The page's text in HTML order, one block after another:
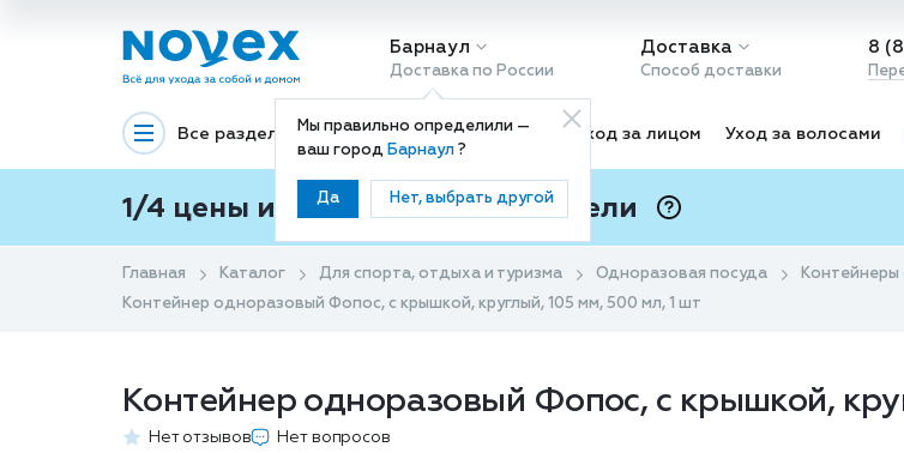
Барнаул
Доставка по России
Мы правильно определили —
ваш город Барнаул?
Да Нет, выбрать другой
Доставка
Способ доставки
8
Все разделы Декоративная косметика Уход за лицом Уход за волосами
1/4 цены и покупки ваши с Подели
Главная Каталог Для спорта, отдыха и туризма Одноразовая посуда
Контейнер одноразовый Фопос, с крышкой, круглый, 105 мм, 500 мл, 1 шт
Контейнер одноразовый Фопос, с крышкой,
Нет отзывов Нет вопросов